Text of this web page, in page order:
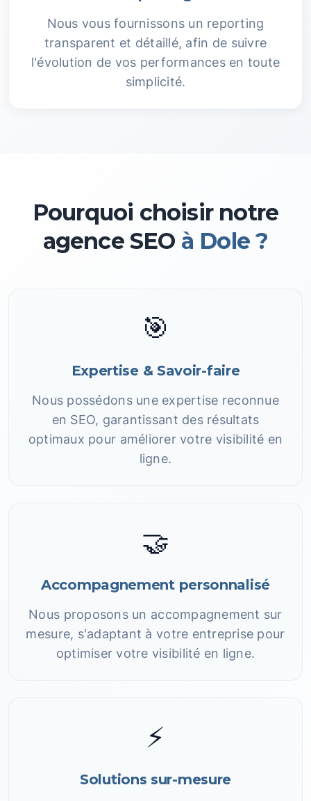
Nous vous fournissons un reporting
transparent et détaillé, afin de suivre
l'évolution de vos performances en toute
simplicité.
Pourquoi choisir notre
agence SEO à Dole ?
🎯
Expertise & Savoir-faire
Nous possédons une expertise reconnue
en SEO, garantissant des résultats
optimaux pour améliorer votre visibilité en
ligne.
🤝
Accompagnement personnalisé
Nous proposons un accompagnement sur
mesure, s'adaptant à votre entreprise pour
optimiser votre visibilité en ligne.
⚡
Solutions sur-mesure